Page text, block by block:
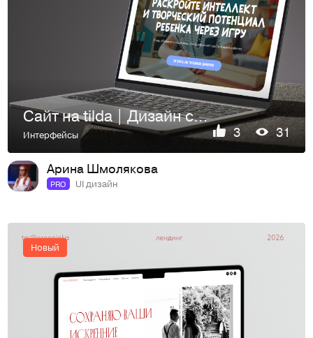
Сайт на tilda | Дизайн сайта | Web Design
Интерфейсы 3 31
Арина Шмолякова
PRO UI дизайн
Новый